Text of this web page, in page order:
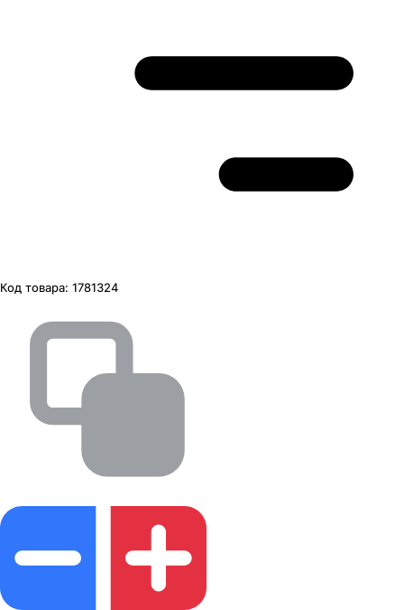
Код товара: 1781324